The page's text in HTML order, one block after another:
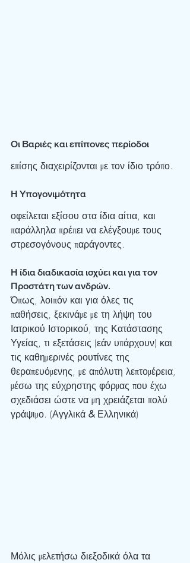
Οι Βαριές και επίπονες περίοδοι
επίσης διαχειρίζονται με τον ίδιο τρόπο.
Η Υπογονιμότητα
οφείλεται εξίσου στα ίδια αίτια, και
παράλληλα πρέπει να ελέγξουμε τους
στρεσογόνους παράγοντες.
Η ίδια διαδικασία ισχύει και για τον
Προστάτη των ανδρών.
Όπως, λοιπόν και για όλες τις
παθήσεις, ξεκινάμε με τη λήψη του
Ιατρικού Ιστορικού, της Κατάστασης
Υγείας, τι εξετάσεις (εάν υπάρχουν) και
τις καθημερινές ρουτίνες της
θεραπευόμενης, με απόλυτη λεπτομέρεια,
μέσω της εύχρηστης φόρμας που έχω
σχεδιάσει ώστε να μη χρειάζεται πολύ
γράψιμο. (Αγγλικά & Ελληνικά)
Μόλις μελετήσω διεξοδικά όλα τα